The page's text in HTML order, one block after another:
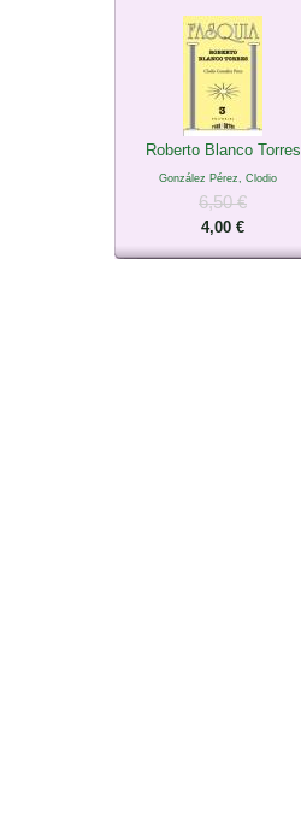
Roberto Blanco Torres
González Pérez, Clodio
6,50 €
4,00 €